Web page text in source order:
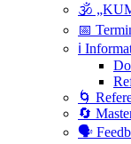
🕉
📅
ℹ️
🌀
🔄
🗣